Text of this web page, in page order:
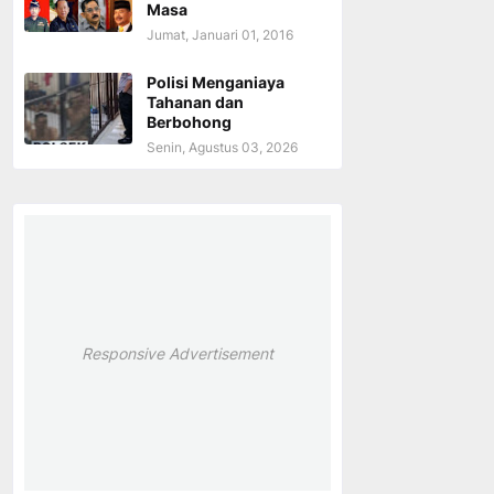
Masa
Jumat, Januari 01, 2016
Polisi Menganiaya
Tahanan dan
Berbohong
Senin, Agustus 03, 2026
Responsive Advertisement